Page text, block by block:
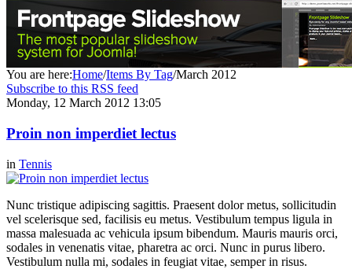
You are here:Home/Items By Tag/March 2012
Subscribe to this RSS feed
Monday, 12 March 2012 13:05
Proin non imperdiet lectus
in Tennis
Nunc tristique adipiscing sagittis. Praesent dolor metus, sollicitudin
vel scelerisque sed, facilisis eu metus. Vestibulum tempus ligula in
massa malesuada ac vehicula ipsum bibendum. Mauris mauris orci,
sodales in venenatis vitae, pharetra ac orci. Nunc in purus libero.
Vestibulum nulla mi, sodales in feugiat vitae, semper in risus.